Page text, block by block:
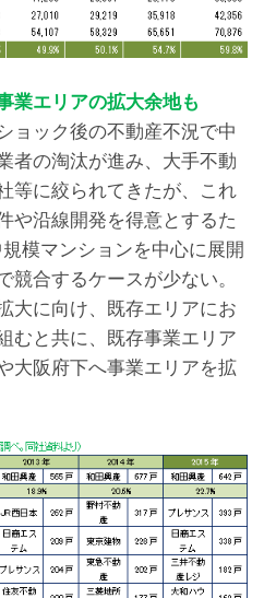
業エリアの拡大余地も
ョック後の不動産不況で中
者の淘汰が進み、大手不動
等に絞られてきたが、これ
や沿線開発を得意とするた
模マンションを中心に展開
競合するケースが少ない。
大に向け、既存エリアにお
むと共に、既存事業エリア
大阪府下へ事業エリアを拡